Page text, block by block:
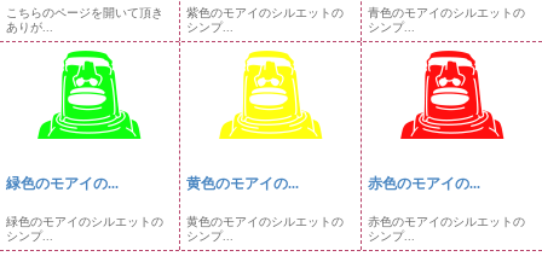
こちらのページを開いて頂き
ありが...
紫色のモアイのシルエットの
シンプ...
青色のモアイのシルエットの
シンプ...
緑色のモアイの...
緑色のモアイのシルエットの
シンプ...
黄色のモアイの...
黄色のモアイのシルエットの
シンプ...
赤色のモアイの...
赤色のモアイのシルエットの
シンプ...